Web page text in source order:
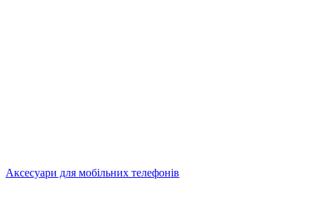
Аксесуари для мобільних телефонів